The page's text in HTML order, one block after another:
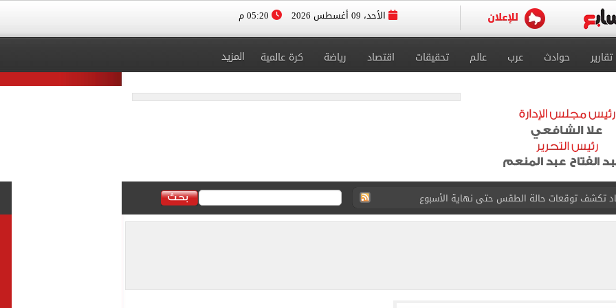
الأحد، 09 أغسطس 2026
تقارير حوادث عرب عالم تحقيقات اقتصاد رياضة كرة عالمية المزيد
أمريكية تجذب عملاء بطريقة مبتكرة.. فيديو
بعد تطويره